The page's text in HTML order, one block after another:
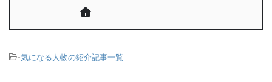
-気になる人物の紹介記事一覧